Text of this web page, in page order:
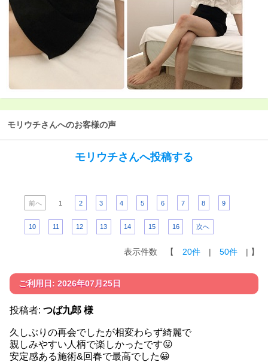
モリウチさんへのお客様の声
モリウチさんへ投稿する
前へ 1 2 3 4 5 6 7 8 9
10 11 12 13 14 15 16 次へ
表示件数 【 20件 | 50件 | 】
ご利用日: 2026年07月25日
投稿者: つば九郎 様
久しぶりの再会でしたが相変わらず綺麗で
親しみやすい人柄で楽しかったです😛
安定感ある施術&回春で最高でした😀